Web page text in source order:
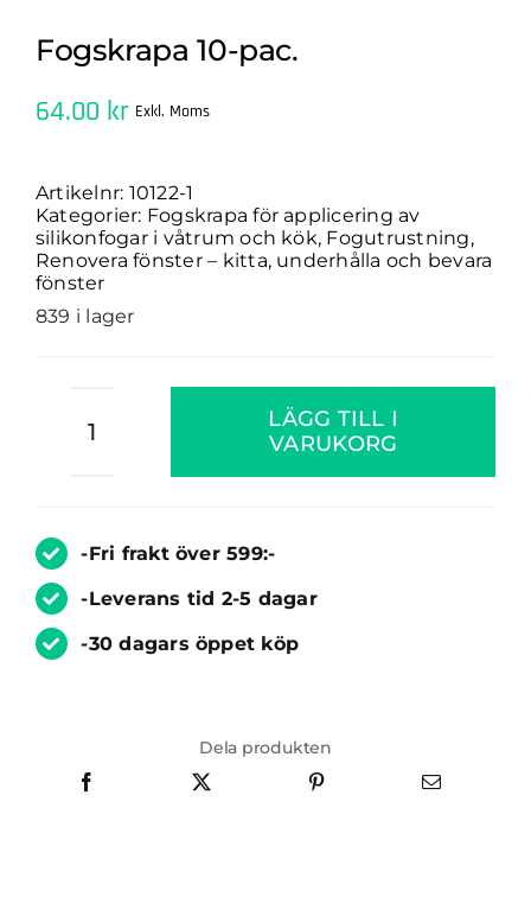
Fogskrapa 10-pac.
64.00 kr Exkl. Moms
Artikelnr: 10122-1
Kategorier: Fogskrapa för applicering av
silikonfogar i våtrum och kök, Fogutrustning,
Renovera fönster – kitta, underhålla och bevara
fönster
839 i lager
10-
LÄGG TILL I
VARUKORG
-Fri frakt över 599:-
-Leverans tid 2-5 dagar
-30 dagars öppet köp
Dela produkten